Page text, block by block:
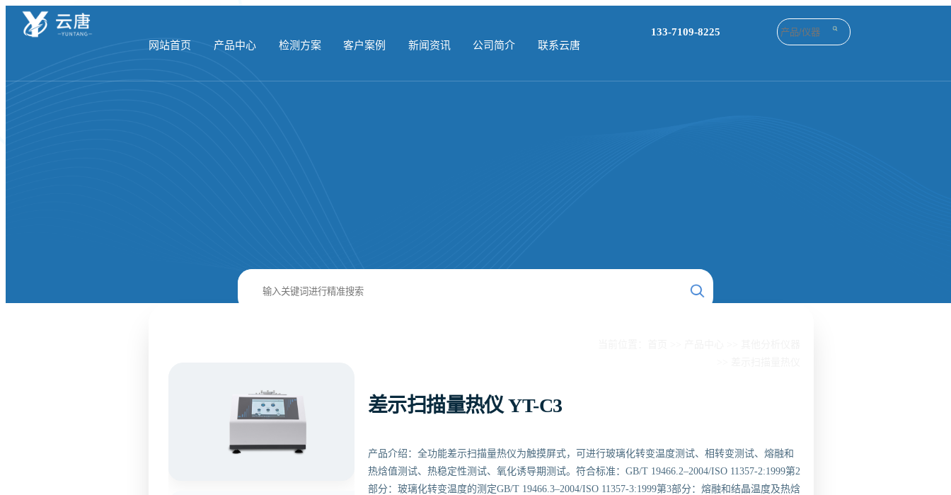
网站首页 产品中心 检测方案 客户案例 新闻资讯 公司简介 联系云唐
133-7109-8225
差示扫描量热仪 YT-C3
产品介绍：全功能差示扫描量热仪为触摸屏式，可进行玻璃化转变温度测试、相转变测试、熔融和
热焓值测试、热稳定性测试、氧化诱导期测试。符合标准：GB/T 19466.2–2004/ISO 11357-2:1999第2
部分：玻璃化转变温度的测定GB/T 19466.3–2004/ISO 11357-3:1999第3部分：熔融和结晶温度及热焓